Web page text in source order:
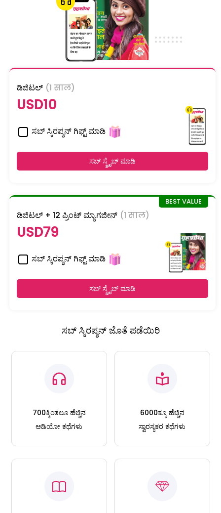
ಡಿಜಿಟಲ್ (1 साल)
USD10
ಸಬ್ ಸ್ಕಿರಪ್ಶನ್ ಗಿಫ್ಟ್ ಮಾಡಿ
ಸಬ್ ಸ್ಕ್ರೈಬ್ ಮಾಡಿ
ಡಿಜಿಟಲ್ + 12 ಪ್ರಿಂಟ್ ಮ್ಯಾಗಜೀನ್ (1 साल)
USD79
ಸಬ್ ಸ್ಕಿರಪ್ಶನ್ ಗಿಫ್ಟ್ ಮಾಡಿ
ಸಬ್ ಸ್ಕ್ರೈಬ್ ಮಾಡಿ
ಸಬ್ ಸ್ಕಿರಪ್ಶನ್ ಜೊತೆ ಪಡೆಯಿರಿ
700ಕ್ಕಿಂತಲೂ ಹೆಚ್ಚಿನ
ಆಡಿಯೋ ಕಥೆಗಳು
6000ಕ್ಕೂ ಹೆಚ್ಚಿನ
ಸ್ವಾರಸ್ಯಕರ ಕಥೆಗಳು